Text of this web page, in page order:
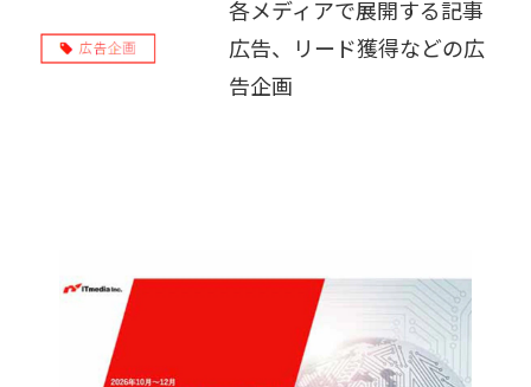
各メディアで展開する記事
広告、リード獲得などの広
告企画